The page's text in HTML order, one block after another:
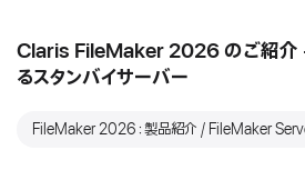
Claris FileMaker 2026 のご紹介
るスタンバイサーバー
FileMaker 2026：製品紹介 / FileMaker